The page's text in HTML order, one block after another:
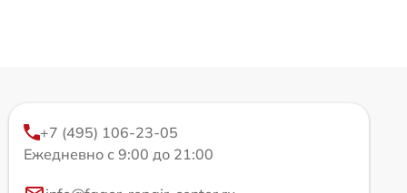
+7 (495) 106-23-05
Ежедневно с 9:00 до 21:00